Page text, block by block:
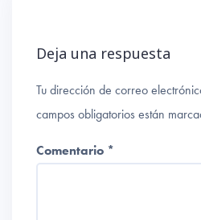
Deja una respuesta
Tu dirección de correo
campos obligatorios están
Comentario *